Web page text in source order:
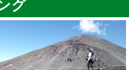
グ